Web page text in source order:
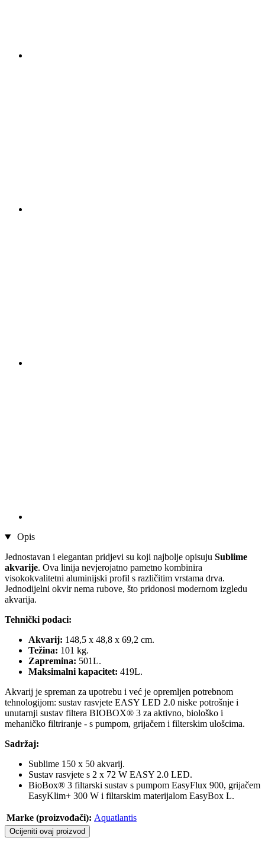
Opis
Jednostavan i elegantan pridjevi su koji najbolje opisuju Sublime
akvarije. Ova linija nevjerojatno pametno kombinira
visokokvalitetni aluminijski profil s različitim vrstama drva.
Jednodijelni okvir nema rubove, što pridonosi modernom izgledu
akvarija.
Tehnički podaci:
Akvarij: 148,5 x 48,8 x 69,2 cm.
Težina: 101 kg.
Zapremina: 501L.
Maksimalni kapacitet: 419L.
Akvarij je spreman za upotrebu i već je opremljen potrebnom
tehnologijom: sustav rasvjete EASY LED 2.0 niske potrošnje i
unutarnji sustav filtera BIOBOX® 3 za aktivno, biološko i
mehaničko filtriranje - s pumpom, grijačem i filterskim ulošcima.
Sadržaj:
Sublime 150 x 50 akvarij.
Sustav rasvjete s 2 x 72 W EASY 2.0 LED.
BioBox® 3 filtarski sustav s pumpom EasyFlux 900, grijačem
EasyKlim+ 300 W i filtarskim materijalom EasyBox L.
Marke (proizvođači): Aquatlantis
Ocijeniti ovaj proizvod